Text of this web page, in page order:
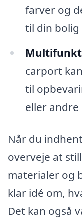
farver og
til din bolig
carport
til
eller
Når du
overveje at
materialer og
klar idé om,
Det kan også